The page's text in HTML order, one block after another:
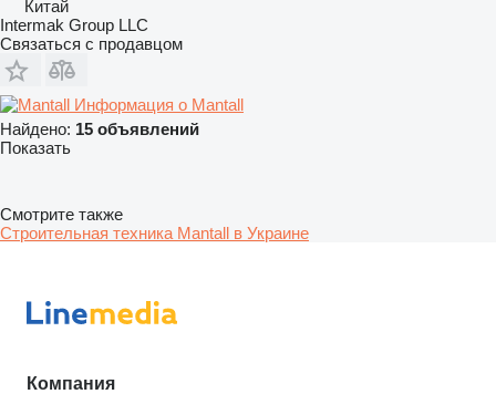
Китай
Intermak Group LLC
Связаться с продавцом
Информация о Mantall
Найдено: 15 объявлений
Показать
Смотрите также
Строительная техника Mantall в Украине
Компания